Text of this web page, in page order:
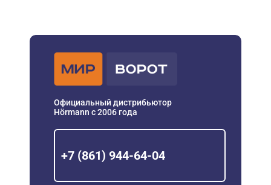
Официальный дистрибьютор
Hörmann с 2006 года
+7 (861) 944-64-04